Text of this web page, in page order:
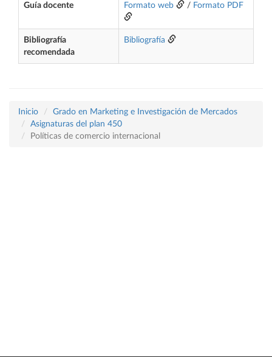
Guía docente Formato web / Formato PDF
Bibliografía
recomendada
Bibliografía
Inicio
Grado en Marketing e Investigación de Mercados
Asignaturas del plan 450
Políticas de comercio internacional